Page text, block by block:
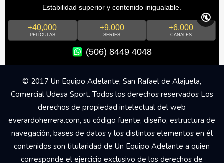
Estabilidad superior y contenido inigualable.
+40,000
PELÍCULAS
+9,000
SERIES
+6,000
CANALES
(506) 8449 4048
🔇
© 2017 Un Equipo Adelante, San Rafael de Alajuela,
Comercial Udesa Sport. Todos los derechos reservados Los
derechos de propiedad intelectual del web
everardoherrera.com, su código fuente, diseño, estructura de
navegación, bases de datos y los distintos elementos en él
contenidos son titularidad de Un Equipo Adelante a quien
corresponde el ejercicio exclusivo de los derechos de